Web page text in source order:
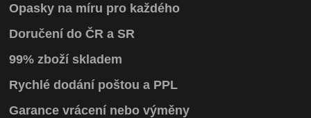
Opasky na míru pro každého
Doručení do ČR a SR
99% zboží skladem
Rychlé dodání poštou a PPL
Garance vrácenínebo výměny